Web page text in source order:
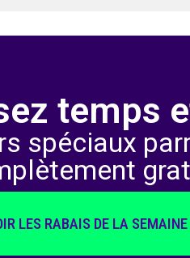
temps
spéciaux
LES RABAIS DE LA SEMAINE